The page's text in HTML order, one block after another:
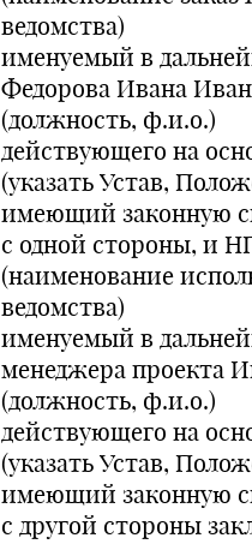
ведомства)
именуемый в
Федорова Ивана
(должность, ф.и.о.)
действующего на
(указать Устав,
имеющий законную
с одной стороны,
(наименование
ведомства)
именуемый в
менеджера проекта
(должность, ф.и.о.)
действующего на
(указать Устав,
имеющий законную
с другой стороны